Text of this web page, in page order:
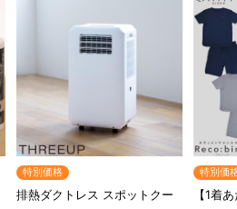
特別価格
排熱ダクトレス スポットクー
特別価
【1着